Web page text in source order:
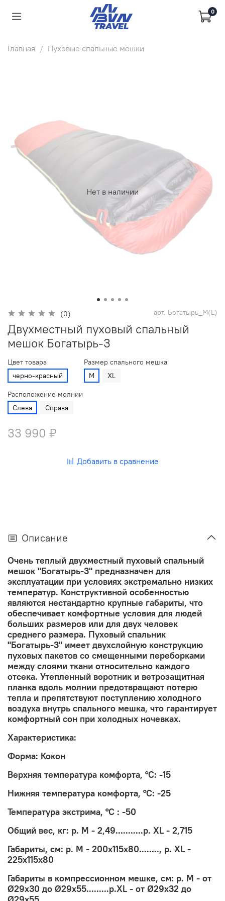
0
Главная Пуховые спальные мешки
Нет в наличии
(0) арт. Богатырь_M(L)
Двухместный пуховый спальный
мешок Богатырь-3
Цвет товара
черно-красный
Размер спального мешка
M
XL
Расположение молнии
Слева
Справа
33 990 ₽
Добавить в сравнение
Описание
Очень теплый двухместный пуховый спальный
мешок "Богатырь-3" предназначен для
эксплуатации при условиях экстремально низких
температур. Конструктивной особенностью
являются нестандартно крупные габариты, что
обеспечивает комфортные условия для людей
больших размеров или для двух человек
среднего размера. Пуховый спальник
"Богатырь-3" имеет двухслойную конструкцию
пуховых пакетов со смещенными переборками
между слоями ткани относительно каждого
отсека. Утепленный воротник и ветрозащитная
планка вдоль молнии предотвращают потерю
тепла и препятствуют поступлению холодного
воздуха внутрь спального мешка, что гарантирует
комфортный сон при холодных ночевках.
Характеристика:
Форма: Кокон
Верхняя температура комфорта, °С: -15
Нижняя температура комфорта, °С: -25
Температура экстрима, °С : -50
Общий вес, кг: р. М - 2,49...........р. XL - 2,715
Габариты, см: р. М - 200х115х80........, р. XL -
225x115x80
Габариты в компрессионном мешке, см: р. М - от
Ø29х30 до Ø29х55.........р.XL - от Ø29х32 до